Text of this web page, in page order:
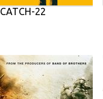
CATCH-22